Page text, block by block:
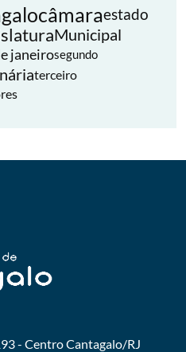
câmaraestado
Municipal
janeirosegundo
terceiro
- CentroCantagalo/RJ